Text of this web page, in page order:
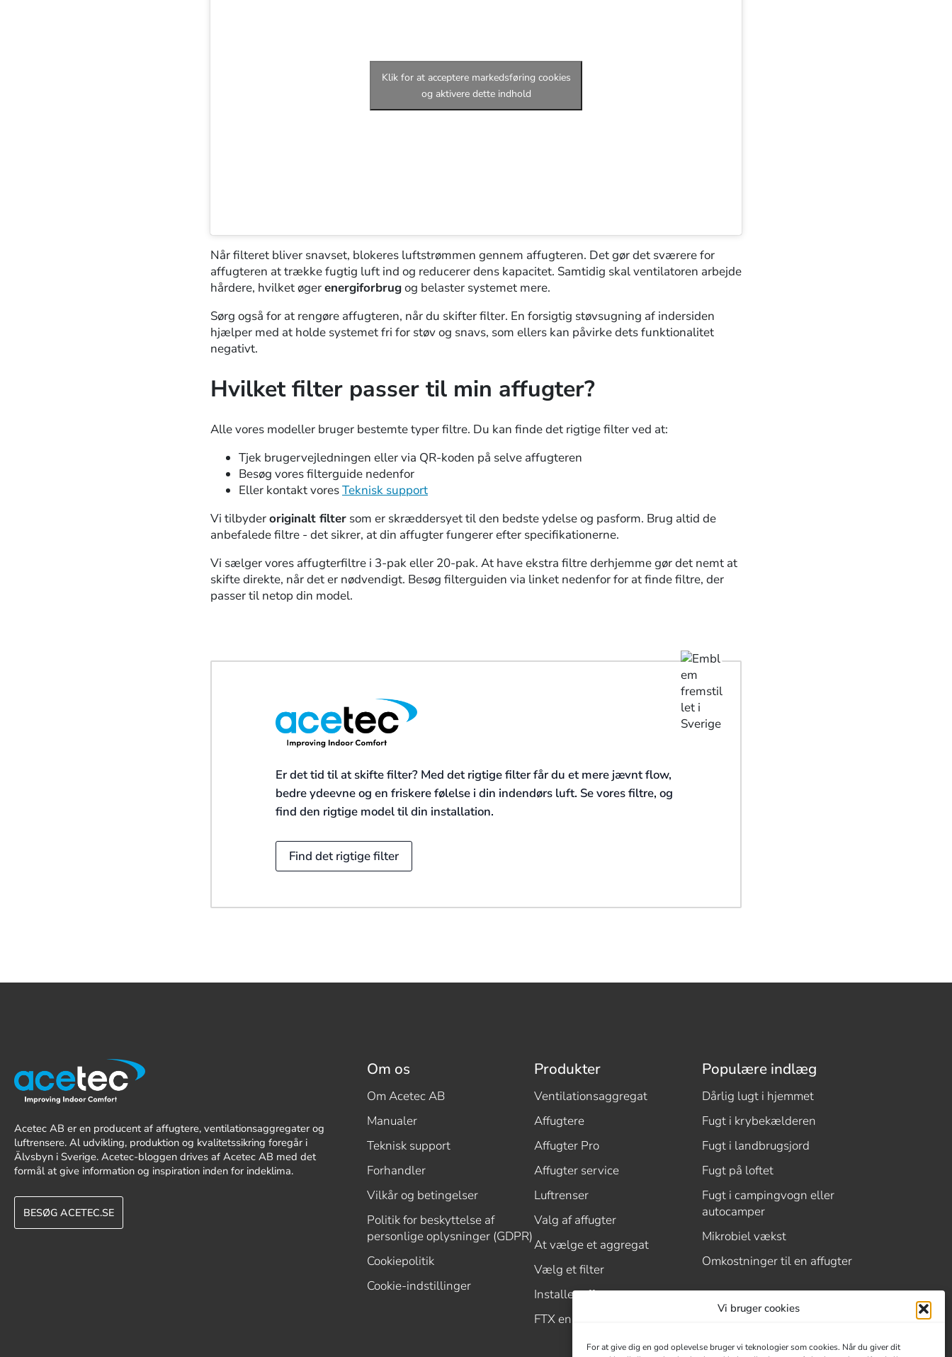
Vi bruger cookies
For at give dig en god oplevelse bruger vi teknologier som cookies. Når du giver dit
Klik for at acceptere markedsføring cookies
og aktivere dette indhold
Når filteret bliver snavset, blokeres luftstrømmen gennem affugteren. Det gør det sværere for
affugteren at trække fugtig luft ind og reducerer dens kapacitet. Samtidig skal ventilatoren arbejde
hårdere, hvilket øgerenergiforbrugog belaster systemet mere.
Sørg også for at rengøre affugteren, når du skifter filter. En forsigtig støvsugning af indersiden
hjælper med at holde systemet fri for støv og snavs, som ellers kan påvirke dets funktionalitet
negativt.
Hvilket filter passer til min affugter?
Alle vores modeller bruger bestemte typer filtre. Du kan finde det rigtige filter ved at:
Tjek brugervejledningen eller via QR-koden på selve affugteren
Besøg vores filterguide nedenfor
Eller kontakt voresTeknisk support
Vi tilbyderoriginalt filter som er skræddersyet til den bedste ydelse og pasform. Brug altid de
anbefalede filtre - det sikrer, at din affugter fungerer efter specifikationerne.
Vi sælger vores affugterfiltre i 3-pak eller 20-pak. At have ekstra filtre derhjemme gør det nemt at
skifte direkte, når det er nødvendigt. Besøg filterguiden via linket nedenfor for at finde filtre, der
passer til netop din model.
Er det tid til at skifte filter? Med det rigtige filter får du et mere jævnt flow,
bedre ydeevne og en friskere følelse i din indendørs luft. Se vores filtre, og
find den rigtige model til din installation.
Find det rigtige filter
Acetec AB er en producent af affugtere, ventilationsaggregater og
luftrensere. Al udvikling, produktion og kvalitetssikring foregår i
Älvsbyn i Sverige. Acetec-bloggen drives af Acetec AB med det
formål at give information og inspiration inden for indeklima.
BESØG ACETEC.SE
Om os
Om Acetec AB
Manualer
Teknisk support
Forhandler
Vilkår og betingelser
Politik for beskyttelse af
personlige oplysninger (GDPR)
Cookiepolitik
Cookie-indstillinger
Produkter
Ventilationsaggregat
Affugtere
Affugter Pro
Affugter service
Luftrenser
Valg af affugter
At vælge et aggregat
Vælg et filter
Installer affugter
FTX enhed villa
Populære indlæg
Dårlig lugt i hjemmet
Fugt i krybekælderen
Fugt i landbrugsjord
Fugt på loftet
Fugt i campingvogn eller
autocamper
Mikrobiel vækst
Omkostninger til en affugter